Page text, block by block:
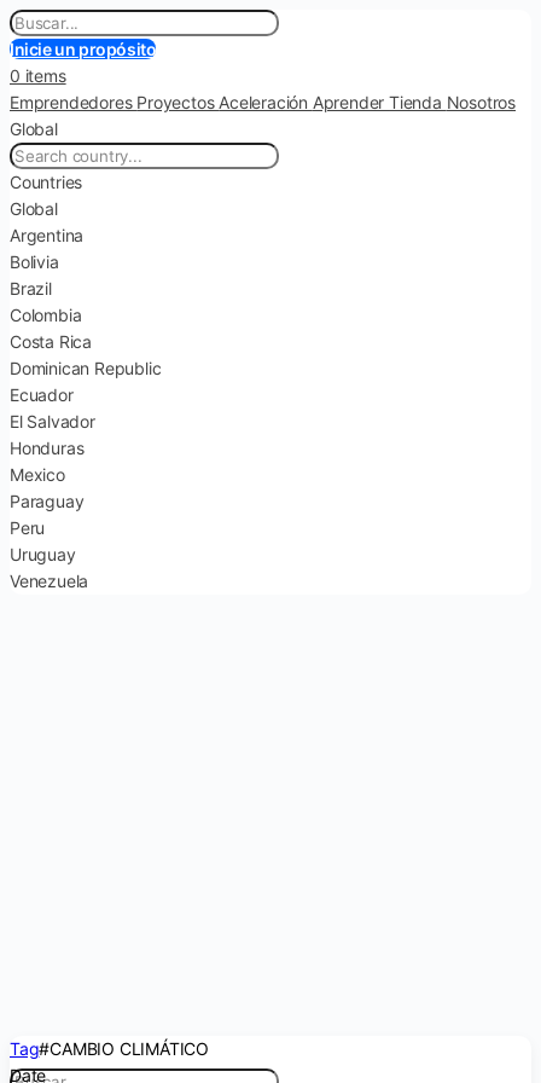
Inicie un propósito
0 items
Emprendedores Proyectos Aceleración AprenderTienda Nosotros
Global
Countries
Global
Argentina
Bolivia
Brazil
Colombia
Costa Rica
Dominican Republic
Ecuador
El Salvador
Honduras
Mexico
Paraguay
Peru
Uruguay
Venezuela
Tag#CAMBIO CLIMÁTICO
Date